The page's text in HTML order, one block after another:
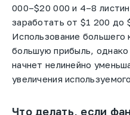
000–$20 000 и 4–8
заработать от $1 200 до
Использование большего
большую прибыль, однако
начнет нелинейно
увеличения
Что делать, если